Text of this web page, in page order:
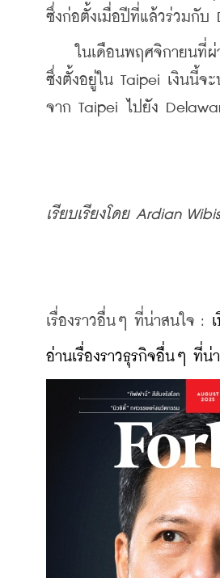
ซึ่งก่อตั้งเมื่อปีที่แล้วร่วมกั
ในเดือนพฤศจิกายนที่ผ่า
ซึ่งตั้งอยู่ใน Taipei เงินนี้จ
จาก Taipei ไปยัง
เรียบเรียงโดย Ardian
เรื่องราวอื่นๆ ที่น่าสนใจ :
อ่านเรื่องราวธุรกิจอื่นๆ ที่